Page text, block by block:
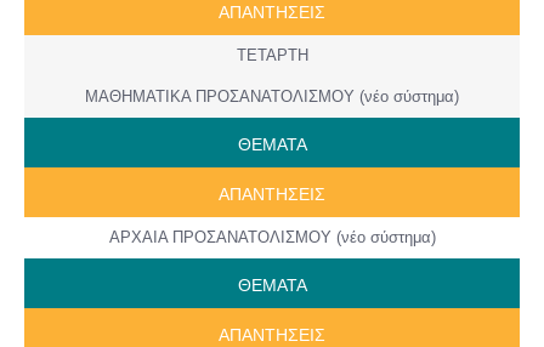
ΑΠΑΝΤΗΣΕΙΣ
ΤΕΤΑΡΤΗ
ΜΑΘΗΜΑΤΙΚΑ ΠΡΟΣΑΝΑΤΟΛΙΣΜΟΥ (νέο σύστημα)
ΘΕΜΑΤΑ
ΑΠΑΝΤΗΣΕΙΣ
ΑΡΧΑΙΑ ΠΡΟΣΑΝΑΤΟΛΙΣΜΟΥ (νέο σύστημα)
ΘΕΜΑΤΑ
ΑΠΑΝΤΗΣΕΙΣ